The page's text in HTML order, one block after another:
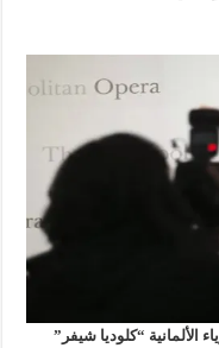
“كلوديا شيفر”